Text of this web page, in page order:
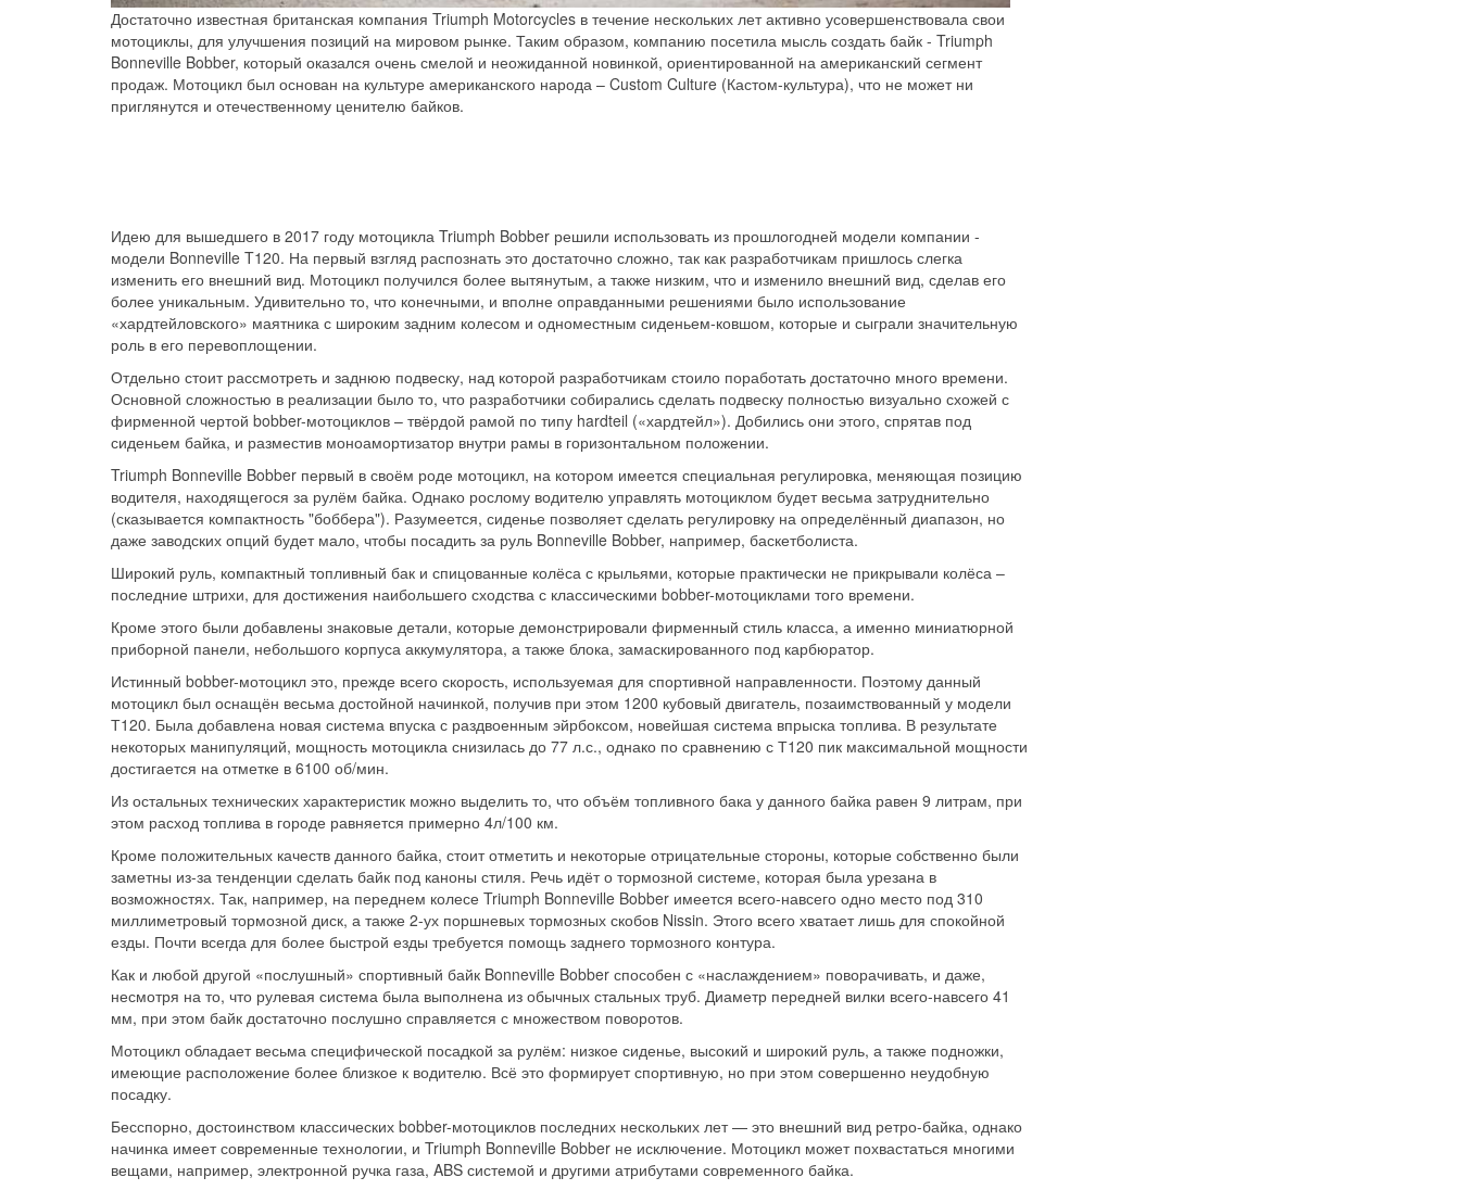
Достаточно известная британская компания Triumph Motorcycles в течение нескольких лет активно усовершенствовала свои
мотоциклы, для улучшения позиций на мировом рынке. Таким образом, компанию посетила мысль создать байк - Triumph
Bonneville Bobber, который оказался очень смелой и неожиданной новинкой, ориентированной на американский сегмент
продаж. Мотоцикл был основан на культуре американского народа – Custom Culture (Кастом-культура), что не может ни
приглянутся и отечественному ценителю байков.
Идею для вышедшего в 2017 году мотоцикла Triumph Bobber решили использовать из прошлогодней модели компании -
модели Bonneville T120. На первый взгляд распознать это достаточно сложно, так как разработчикам пришлось слегка
изменить его внешний вид. Мотоцикл получился более вытянутым, а также низким, что и изменило внешний вид, сделав его
более уникальным. Удивительно то, что конечными, и вполне оправданными решениями было использование
«хардтейловского» маятника с широким задним колесом и одноместным сиденьем-ковшом, которые и сыграли значительную
роль в его перевоплощении.
Отдельно стоит рассмотреть и заднюю подвеску, над которой разработчикам стоило поработать достаточно много времени.
Основной сложностью в реализации было то, что разработчики собирались сделать подвеску полностью визуально схожей с
фирменной чертой bobber-мотоциклов – твёрдой рамой по типу hardteil («хардтейл»). Добились они этого, спрятав под
сиденьем байка, и разместив моноамортизатор внутри рамы в горизонтальном положении.
Triumph Bonneville Bobber первый в своём роде мотоцикл, на котором имеется специальная регулировка, меняющая позицию
водителя, находящегося за рулём байка. Однако рослому водителю управлять мотоциклом будет весьма затруднительно
(сказывается компактность "боббера"). Разумеется, сиденье позволяет сделать регулировку на определённый диапазон, но
даже заводских опций будет мало, чтобы посадить за руль Bonneville Bobber, например, баскетболиста.
Широкий руль, компактный топливный бак и спицованные колёса с крыльями, которые практически не прикрывали колёса –
последние штрихи, для достижения наибольшего сходства с классическими bobber-мотоциклами того времени.
Кроме этого были добавлены знаковые детали, которые демонстрировали фирменный стиль класса, а именно миниатюрной
приборной панели, небольшого корпуса аккумулятора, а также блока, замаскированного под карбюратор.
Истинный bobber-мотоцикл это, прежде всего скорость, используемая для спортивной направленности. Поэтому данный
мотоцикл был оснащён весьма достойной начинкой, получив при этом 1200 кубовый двигатель, позаимствованный у модели
Т120. Была добавлена новая система впуска с раздвоенным эйрбоксом, новейшая система впрыска топлива. В результате
некоторых манипуляций, мощность мотоцикла снизилась до 77 л.с., однако по сравнению с Т120 пик максимальной мощности
достигается на отметке в 6100 об/мин.
Из остальных технических характеристик можно выделить то, что объём топливного бака у данного байка равен 9 литрам, при
этом расход топлива в городе равняется примерно 4л/100 км.
Кроме положительных качеств данного байка, стоит отметить и некоторые отрицательные стороны, которые собственно были
заметны из-за тенденции сделать байк под каноны стиля. Речь идёт о тормозной системе, которая была урезана в
возможностях. Так, например, на переднем колесе Triumph Bonneville Bobber имеется всего-навсего одно место под 310
миллиметровый тормозной диск, а также 2-ух поршневых тормозных скобов Nissin. Этого всего хватает лишь для спокойной
езды. Почти всегда для более быстрой езды требуется помощь заднего тормозного контура.
Как и любой другой «послушный» спортивный байк Bonneville Bobber способен с «наслаждением» поворачивать, и даже,
несмотря на то, что рулевая система была выполнена из обычных стальных труб. Диаметр передней вилки всего-навсего 41
мм, при этом байк достаточно послушно справляется с множеством поворотов.
Мотоцикл обладает весьма специфической посадкой за рулём: низкое сиденье, высокий и широкий руль, а также подножки,
имеющие расположение более близкое к водителю. Всё это формирует спортивную, но при этом совершенно неудобную
посадку.
Бесспорно, достоинством классических bobber-мотоциклов последних нескольких лет — это внешний вид ретро-байка, однако
начинка имеет современные технологии, и Triumph Bonneville Bobber не исключение. Мотоцикл может похвастаться многими
вещами, например, электронной ручка газа, ABS системой и другими атрибутами современного байка.